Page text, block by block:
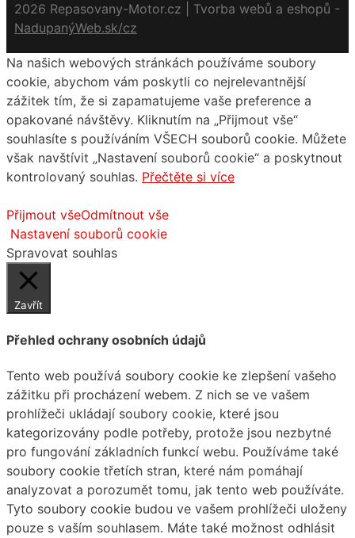
2026 Repasovany-Motor.cz | Tvorba webů a eshopů -
NadupanýWeb.sk/cz
Na našich webových stránkách používáme soubory
cookie, abychom vám poskytli co nejrelevantnější
zážitek tím, že si zapamatujeme vaše preference a
opakované návštěvy. Kliknutím na „Přijmout vše“
souhlasíte s používáním VŠECH souborů cookie. Můžete
však navštívit „Nastavení souborů cookie“ a poskytnout
kontrolovaný souhlas. Přečtěte si více
Přijmout všeOdmítnout vše
Nastavení souborů cookie
Spravovat souhlas
Zavřít
Přehled ochrany osobních údajů
Tento web používá soubory cookie ke zlepšení vašeho
zážitku při procházení webem. Z nich se ve vašem
prohlížeči ukládají soubory cookie, které jsou
kategorizovány podle potřeby, protože jsou nezbytné
pro fungování základních funkcí webu. Používáme také
soubory cookie třetích stran, které nám pomáhají
analyzovat a porozumět tomu, jak tento web používáte.
Tyto soubory cookie budou ve vašem prohlížeči uloženy
pouze s vaším souhlasem. Máte také možnost odhlásit